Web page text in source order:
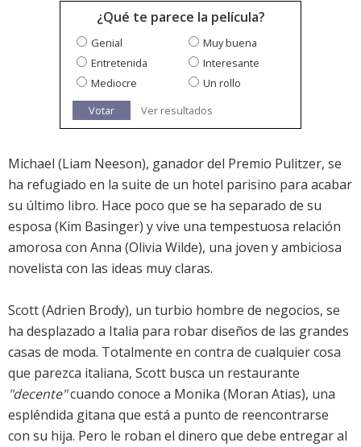
¿Qué te parece la película?
Genial
Muy buena
Entretenida
Interesante
Mediocre
Un rollo
Votar
Ver resultados
Michael (Liam Neeson), ganador del Premio Pulitzer, se
ha refugiado en la suite de un hotel parisino para acabar
su último libro. Hace poco que se ha separado de su
esposa (Kim Basinger) y vive una tempestuosa relación
amorosa con Anna (Olivia Wilde), una joven y ambiciosa
novelista con las ideas muy claras.
Scott (Adrien Brody), un turbio hombre de negocios, se
ha desplazado a Italia para robar diseños de las grandes
casas de moda. Totalmente en contra de cualquier cosa
que parezca italiana, Scott busca un restaurante
"decente"cuando conoce a Monika (Moran Atias), una
espléndida gitana que está a punto de reencontrarse
con su hija. Pero le roban el dinero que debe entregar al